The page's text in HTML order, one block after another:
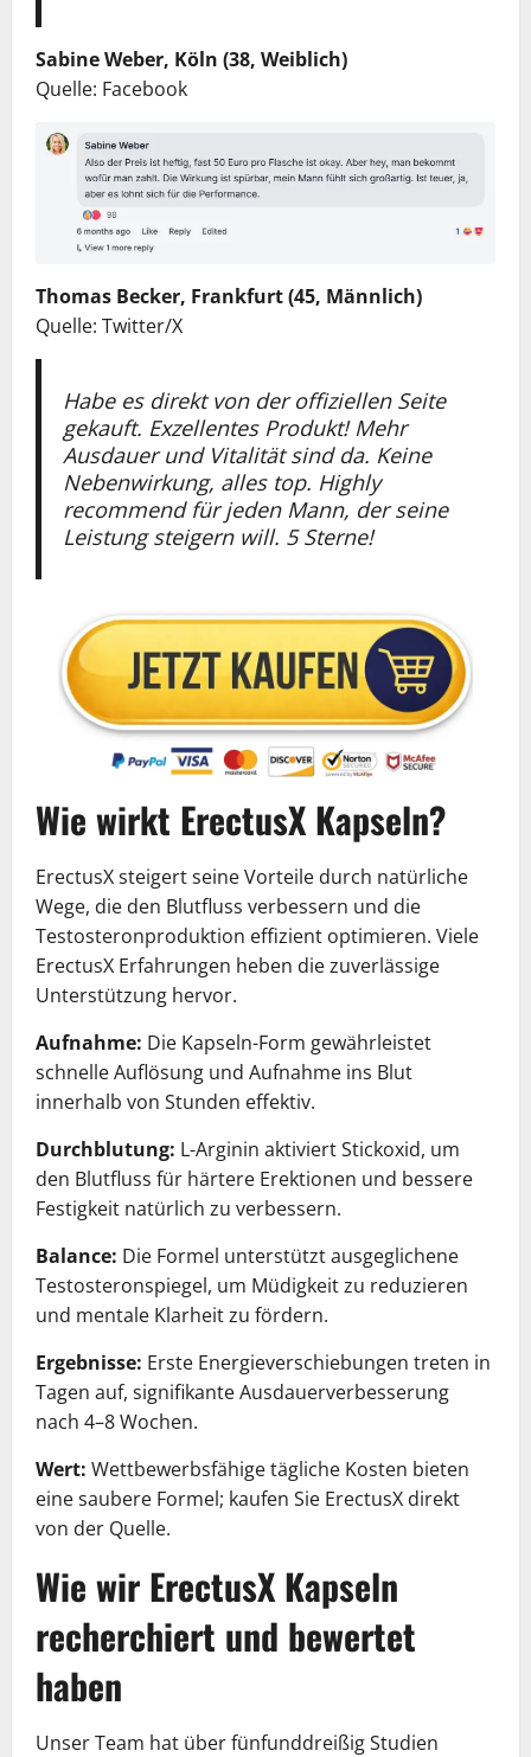
Sabine Weber, Köln (38, Weiblich)
Quelle: Facebook
Thomas Becker, Frankfurt (45, Männlich)
Quelle: Twitter/X
Habe es direkt von der offiziellen Seite
gekauft. Exzellentes Produkt! Mehr
Ausdauer und Vitalität sind da. Keine
Nebenwirkung, alles top. Highly
recommend für jeden Mann, der seine
Leistung steigern will. 5 Sterne!
Wie wirkt ErectusX Kapseln?
ErectusX steigert seine Vorteile durch natürliche
Wege, die den Blutfluss verbessern und die
Testosteronproduktion effizient optimieren. Viele
ErectusX Erfahrungen heben die zuverlässige
Unterstützung hervor.
Aufnahme: Die Kapseln-Form gewährleistet
schnelle Auflösung und Aufnahme ins Blut
innerhalb von Stunden effektiv.
Durchblutung: L-Arginin aktiviert Stickoxid, um
den Blutfluss für härtere Erektionen und bessere
Festigkeit natürlich zu verbessern.
Balance: Die Formel unterstützt ausgeglichene
Testosteronspiegel, um Müdigkeit zu reduzieren
und mentale Klarheit zu fördern.
Ergebnisse: Erste Energieverschiebungen treten in
Tagen auf, signifikante Ausdauerverbesserung
nach 4–8 Wochen.
Wert: Wettbewerbsfähige tägliche Kosten bieten
eine saubere Formel; kaufen Sie ErectusX direkt
von der Quelle.
Wie wir ErectusX Kapseln
recherchiert und bewertet
haben
Unser Team hat über fünfunddreißig Studien